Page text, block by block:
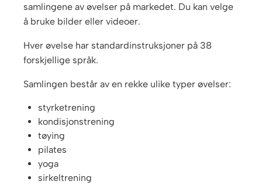
samlingene av øvelser på markedet. Du kan velge
å bruke bilder eller videoer.
Hver øvelse har standardinstruksjoner på 38
forskjellige språk.
Samlingen består av en rekke ulike typer øvelser:
styrketrening
kondisjonstrening
tøying
pilates
yoga
sirkeltrening